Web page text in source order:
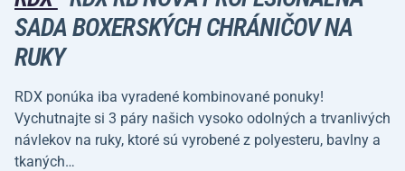
SADA BOXERSKÝCH CHRÁNIČOV NA
RUKY
RDX ponúka iba vyradené kombinované ponuky!
Vychutnajte si 3 páry našich vysoko odolných a trvanlivých
návlekov na ruky, ktoré sú vyrobené z polyesteru, bavlny a
tkaných…